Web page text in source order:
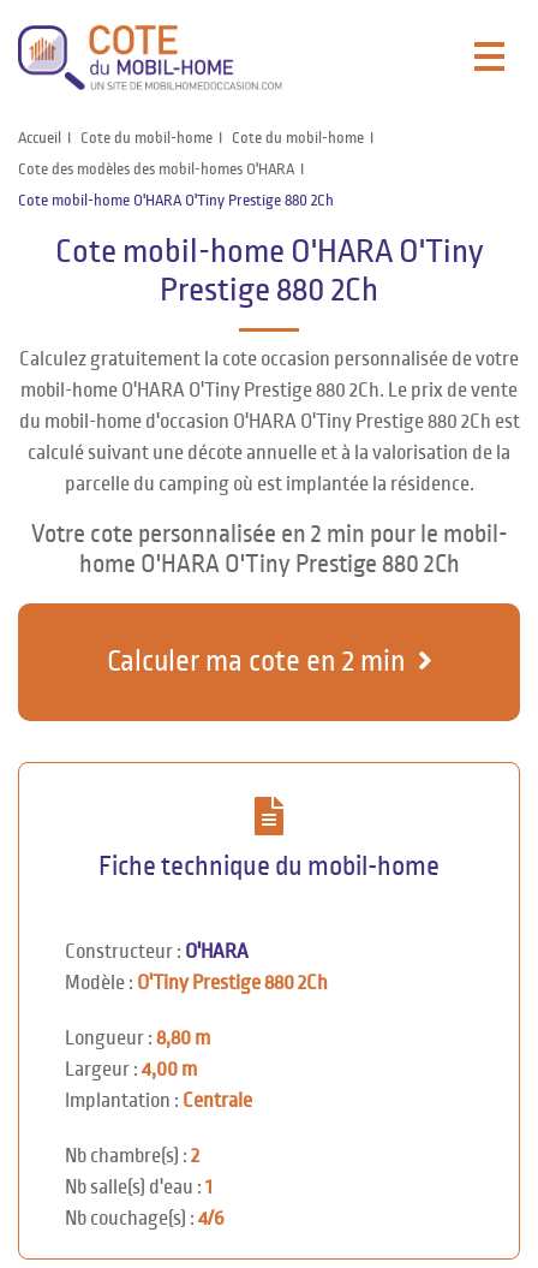
Accueil Cote du mobil-home
Cote du mobil-home
Cote des modèles des mobil-homes O'HARA
Cote mobil-home O'HARA O'Tiny Prestige 880 2Ch
Cote mobil-home O'HARA O'Tiny
Prestige 880 2Ch
Calculez gratuitement la cote occasion personnalisée de votre
mobil-home O'HARA O'Tiny Prestige 880 2Ch. Le prix de vente
du mobil-home d'occasion O'HARA O'Tiny Prestige 880 2Ch est
calculé suivant une décote annuelle et à la valorisation de la
parcelle du camping où est implantée la résidence.
Votre cote personnalisée en 2 min pour le mobil-
home O'HARA O'Tiny Prestige 880 2Ch
Calculer ma cote en 2 min
Fiche technique du mobil-home
Constructeur : O'HARA
Modèle : O'Tiny Prestige 880 2Ch
Longueur : 8,80 m
Largeur : 4,00 m
Implantation : Centrale
Nb chambre(s) : 2
Nb salle(s) d'eau : 1
Nb couchage(s) : 4/6